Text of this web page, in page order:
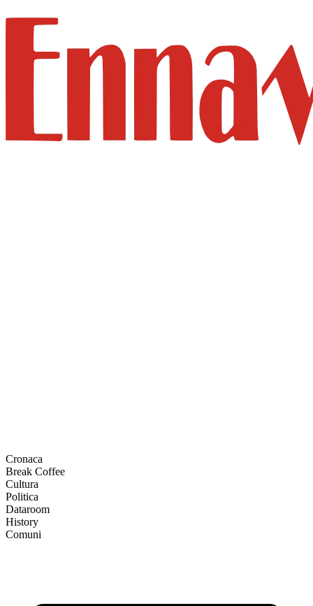
Cronaca
Break Coffee
Cultura
Politica
Dataroom
History
Comuni